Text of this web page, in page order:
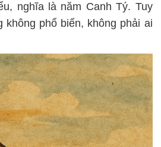
nghĩa là năm Canh Tý. Tuy
không phổ biến, không phải ai